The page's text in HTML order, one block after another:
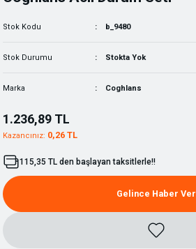
Stok Kodu b_9480
Stok Durumu Stokta Yok
Marka Coghlans
1.236,89 TL
Kazancınız: 0,26 TL
115,35 TL den başlayan taksitlerle!!
Gelince Haber Ver